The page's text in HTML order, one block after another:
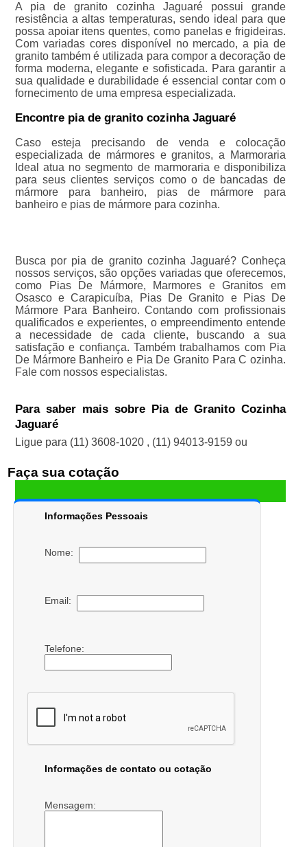
A pia de granito cozinha Jaguaré possui grande
resistência a altas temperaturas, sendo ideal para que
possa apoiar itens quentes, como panelas e frigideiras.
Com variadas cores disponível no mercado, a pia de
granito também é utilizada para compor a decoração de
forma moderna, elegante e sofisticada. Para garantir a
sua qualidade e durabilidade é essencial contar com o
fornecimento de uma empresa especializada.
Encontre pia de granito cozinha Jaguaré
Caso esteja precisando de venda e colocação
especializada de mármores e granitos, a Marmoraria
Ideal atua no segmento de marmoraria e disponibiliza
para seus clientes serviços como o de bancadas de
mármore para banheiro, pias de mármore para
banheiro e pias de mármore para cozinha.
Busca por pia de granito cozinha Jaguaré? Conheça
nossos serviços, são opções variadas que oferecemos,
como Pias De Mármore, Marmores e Granitos em
Osasco e Carapicuíba, Pias De Granito e Pias De
Mármore Para Banheiro. Contando com profissionais
qualificados e experientes, o empreendimento entende
a necessidade de cada cliente, buscando a sua
satisfação e confiança. Também trabalhamos com Pia
De Mármore Banheiro e Pia De Granito Para C ozinha.
Fale com nossos especialistas.
Para saber mais sobre Pia de Granito Cozinha
Jaguaré
Ligue para (11) 3608-1020 , (11) 94013-9159 ou
Faça sua cotação
Informações Pessoais
Nome:
Email:
Telefone:
Informações de contato ou cotação
Mensagem: